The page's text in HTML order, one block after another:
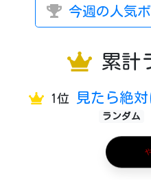
今週の人気
累計
1位 見たら絶
ランダム